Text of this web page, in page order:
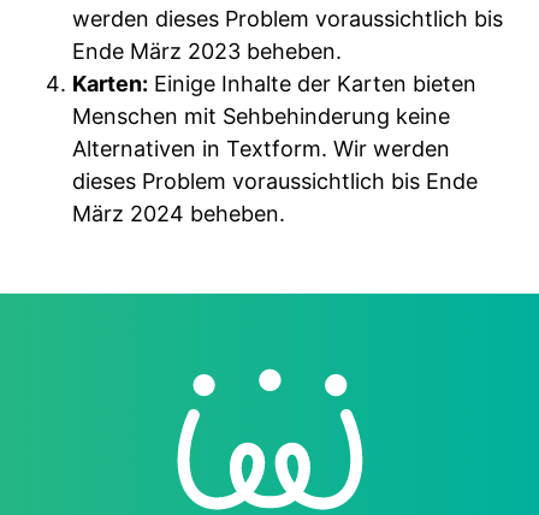
werden dieses Problem voraussichtlich bis
Ende März 2023 beheben.
Karten: Einige Inhalte der Karten bieten
Menschen mit Sehbehinderung keine
Alternativen in Textform. Wir werden
dieses Problem voraussichtlich bis Ende
März 2024 beheben.